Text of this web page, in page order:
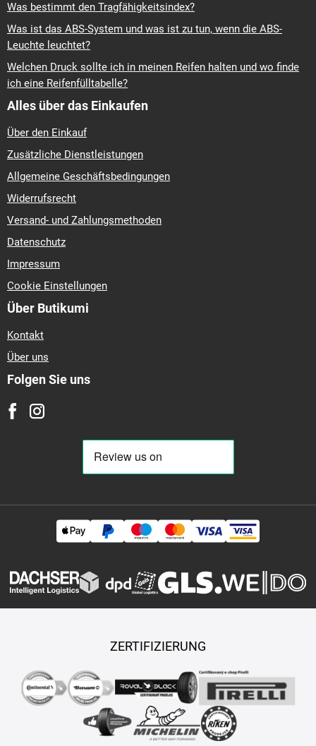
Was bestimmt den Tragfähigkeitsindex?
Was ist das ABS-System und was ist zu tun, wenn die ABS-
Leuchte leuchtet?
Welchen Druck sollte ich in meinen Reifen halten und wo finde
ich eine Reifenfülltabelle?
Alles über das Einkaufen
Über den Einkauf
Zusätzliche Dienstleistungen
Allgemeine Geschäftsbedingungen
Widerrufsrecht
Versand- und Zahlungsmethoden
Datenschutz
Impressum
Cookie Einstellungen
Über Butikumi
Kontakt
Über uns
Folgen Sie uns
ZERTIFIZIERUNG